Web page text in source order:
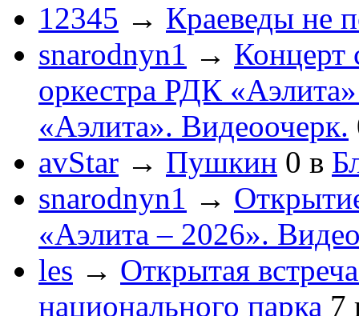
12345 → Краеведы не
snarodnyn1 → Концерт
оркестра РДК
«Аэлита». Видеоочерк.
avStar → Пушкин 0 в
snarodnyn1 →
«Аэлита – 2026».
les → Открытая
национального парка 7